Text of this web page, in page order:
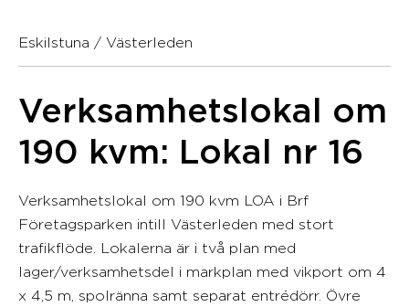
Eskilstuna / Västerleden
Verksamhetslokal om
190 kvm: Lokal nr 16
Verksamhetslokal om 190 kvm LOA i Brf
Företagsparken intill Västerleden med stort
trafikflöde. Lokalerna är i två plan med
lager/verksamhetsdel i markplan med vikport om 4
x 4,5 m, spolränna samt separat entrédörr. Övre